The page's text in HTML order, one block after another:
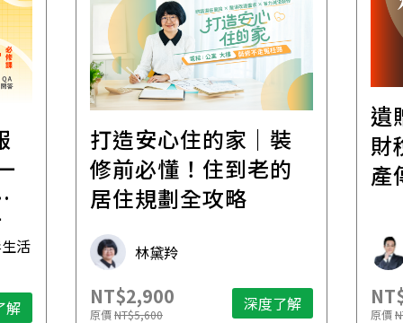
活
解
打造安心住的家｜裝
修前必懂！住到老的
居住規劃全攻略
林黛羚
NT$2,900
原價NT$5,600 深度了解
遺
財
產
原價